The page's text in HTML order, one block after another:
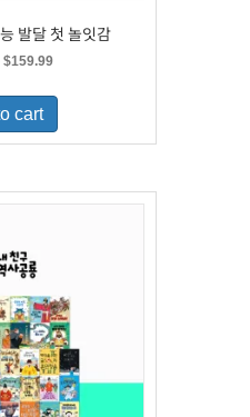
발달 첫 놀잇감
Original
was:
$230.00.
$159.99Current
is:
cart